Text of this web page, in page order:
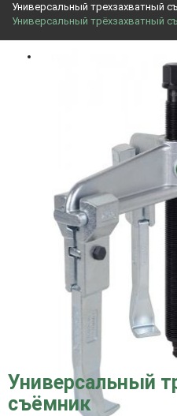
Универсальный трехзахватный
Универсальный трёхзахватный
Универсальный
съёмник